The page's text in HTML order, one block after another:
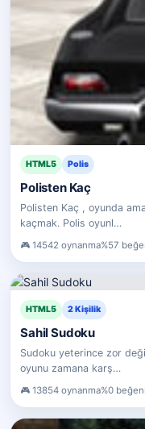
HTML5 Polis
Polisten Kaç
Polisten Kaç , oyunda
kaçmak. Polis oyunl…
14542 oynanma%57
HTML5 2 Kişilik
Sahil Sudoku
Sudoku yeterince zor
oyunu zamana karş…
13854 oynanma%0 beğeni